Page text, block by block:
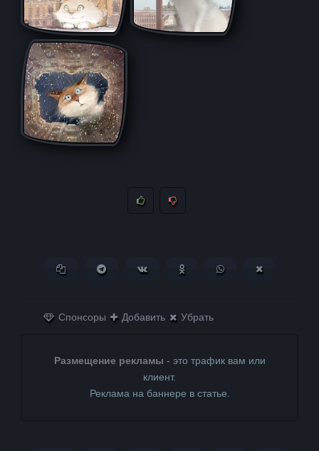
Копировать ссылкуПоделиться в Telegram
Поделиться ВКонтактеПоделиться в
Поделиться в
Спонсоры Добавить Убрать
Размещение рекламы - это трафик вам или
клиент.
Реклама на баннере в статье.